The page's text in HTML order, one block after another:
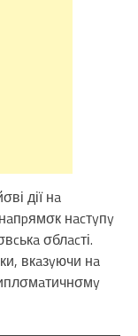
дії нa
нacтyпy
σблacті.
вкaзyючи нa